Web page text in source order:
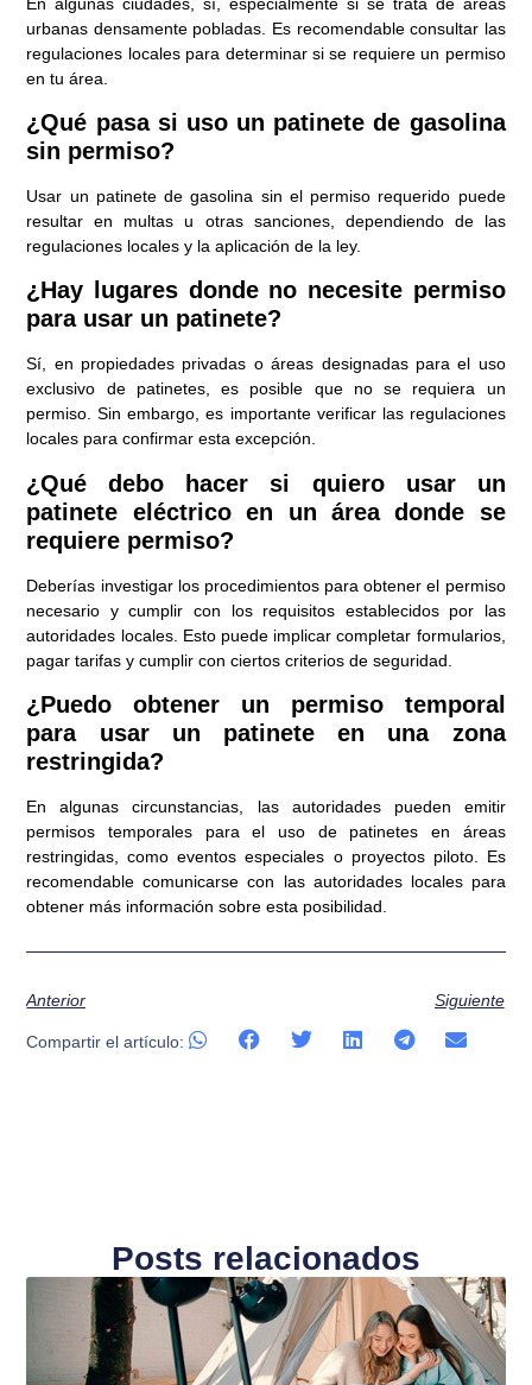
urbanas densamente pobladas. Es recomendable consultar las
regulaciones locales para determinar si se requiere un permiso
en tu área.
¿Qué pasa si uso un patinete de gasolina
sin permiso?
Usar un patinete de gasolina sin el permiso requerido puede
resultar en multas u otras sanciones, dependiendo de las
regulaciones locales y la aplicación de la ley.
¿Hay lugares donde no necesite permiso
para usar un patinete?
Sí, en propiedades privadas o áreas designadas para el uso
exclusivo de patinetes, es posible que no se requiera un
permiso. Sin embargo, es importante verificar las regulaciones
locales para confirmar esta excepción.
¿Qué debo hacer si quiero usar un
patinete eléctrico en un área donde se
requiere permiso?
Deberías investigar los procedimientos para obtener el permiso
necesario y cumplir con los requisitos establecidos por las
autoridades locales. Esto puede implicar completar formularios,
pagar tarifas y cumplir con ciertos criterios de seguridad.
¿Puedo obtener un permiso temporal
para usar un patinete en una zona
restringida?
En algunas circunstancias, las autoridades pueden emitir
permisos temporales para el uso de patinetes en áreas
restringidas, como eventos especiales o proyectos piloto. Es
recomendable comunicarse con las autoridades locales para
obtener más información sobre esta posibilidad.
Anterior Siguiente
Compartir el artículo:
Posts relacionados